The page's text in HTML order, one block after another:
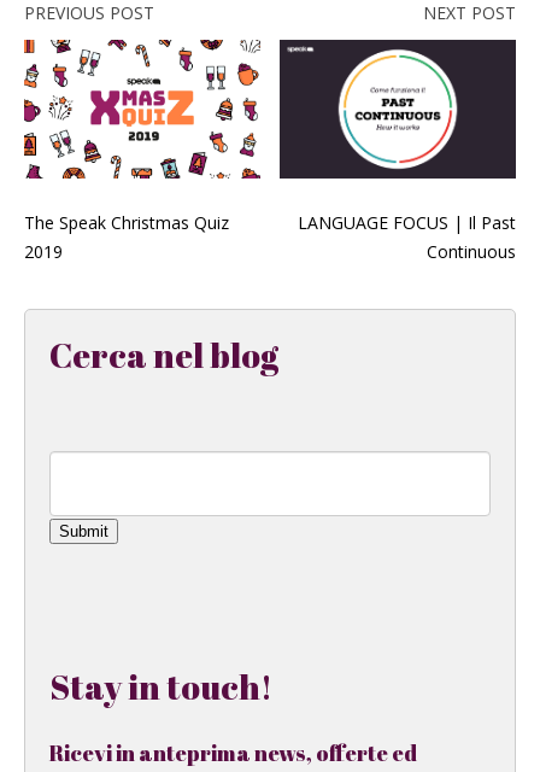
PREVIOUS POST
The Speak Christmas Quiz
2019
NEXT POST
LANGUAGE FOCUS | Il Past
Continuous
Cerca nel blog
Submit
Stay in touch!
Ricevi in anteprima news, offerte ed